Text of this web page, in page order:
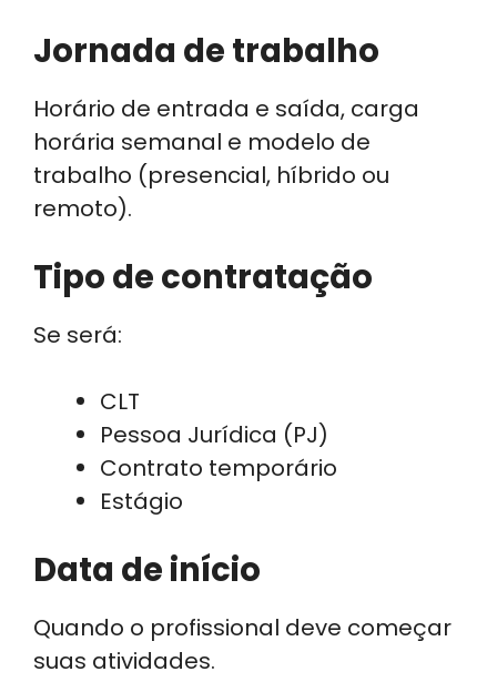
Jornada de trabalho
Horário de entrada e saída, carga
horária semanal e modelo de
trabalho (presencial, híbrido ou
remoto).
Tipo de contratação
Se será:
CLT
Pessoa Jurídica (PJ)
Contrato temporário
Estágio
Data de início
Quando o profissional deve começar
suas atividades.